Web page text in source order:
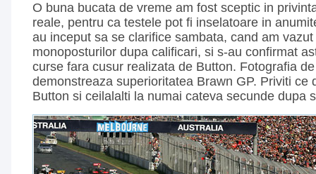
O buna bucata de vreme am fost sceptic in
reale, pentru ca testele pot fi inselatoare in
au inceput sa se clarifice sambata, cand am
monoposturilor dupa calificari, si s-au confirmat
curse fara cusur realizata de Button. Fotografia
demonstreaza superioritatea Brawn GP. Priviti ce
Button si ceilalalti la numai cateva secunde dupa